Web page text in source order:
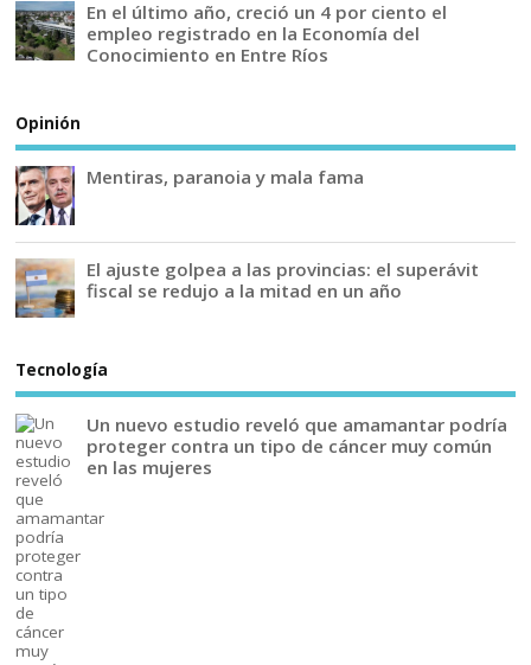
En el último año, creció un 4 por ciento el
empleo registrado en la Economía del
Conocimiento en Entre Ríos
Opinión
Mentiras, paranoia y mala fama
El ajuste golpea a las provincias: el superávit
fiscal se redujo a la mitad en un año
Tecnología
Un nuevo estudio reveló que amamantar podría
proteger contra un tipo de cáncer muy común
en las mujeres